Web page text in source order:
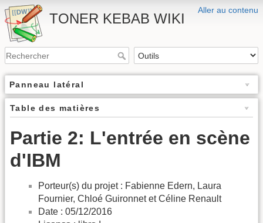
Aller au contenu
TONER KEBAB WIKI
Panneau latéral
Table des matières
Partie 2: L'entrée en scène
d'IBM
Porteur(s) du projet : Fabienne Edern, Laura
Fournier, Chloé Guironnet et Céline Renault
Date : 05/12/2016